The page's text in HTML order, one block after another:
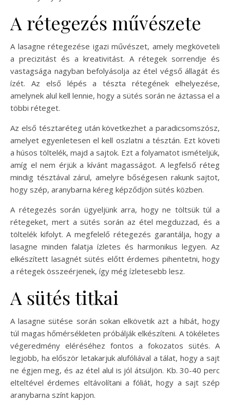
A rétegezés művészete
A lasagne rétegezése igazi művészet, amely megköveteli
a precizitást és a kreativitást. A rétegek sorrendje és
vastagsága nagyban befolyásolja az étel végső állagát és
ízét. Az első lépés a tészta rétegének elhelyezése,
amelynek alul kell lennie, hogy a sütés során ne áztassa el a
többi réteget.
Az első tésztaréteg után következhet a paradicsomszósz,
amelyet egyenletesen el kell oszlatni a tésztán. Ezt követi
a húsos töltelék, majd a sajtok. Ezt a folyamatot ismételjük,
amíg el nem érjük a kívánt magasságot. A legfelső réteg
mindig tésztával zárul, amelyre bőségesen rakunk sajtot,
hogy szép, aranybarna kéreg képződjön sütés közben.
A rétegezés során ügyeljünk arra, hogy ne töltsük túl a
rétegeket, mert a sütés során az étel megduzzad, és a
töltelék kifolyt. A megfelelő rétegezés garantálja, hogy a
lasagne minden falatja ízletes és harmonikus legyen. Az
elkészített lasagnét sütés előtt érdemes pihentetni, hogy
a rétegek összeérjenek, így még ízletesebb lesz.
A sütés titkai
A lasagne sütése során sokan elkövetik azt a hibát, hogy
túl magas hőmérsékleten próbálják elkészíteni. A tökéletes
végeredmény eléréséhez fontos a fokozatos sütés. A
legjobb, ha először letakarjuk alufóliával a tálat, hogy a sajt
ne égjen meg, és az étel alul is jól átsüljön. Kb. 30-40 perc
elteltével érdemes eltávolítani a fóliát, hogy a sajt szép
aranybarna színt kapjon.